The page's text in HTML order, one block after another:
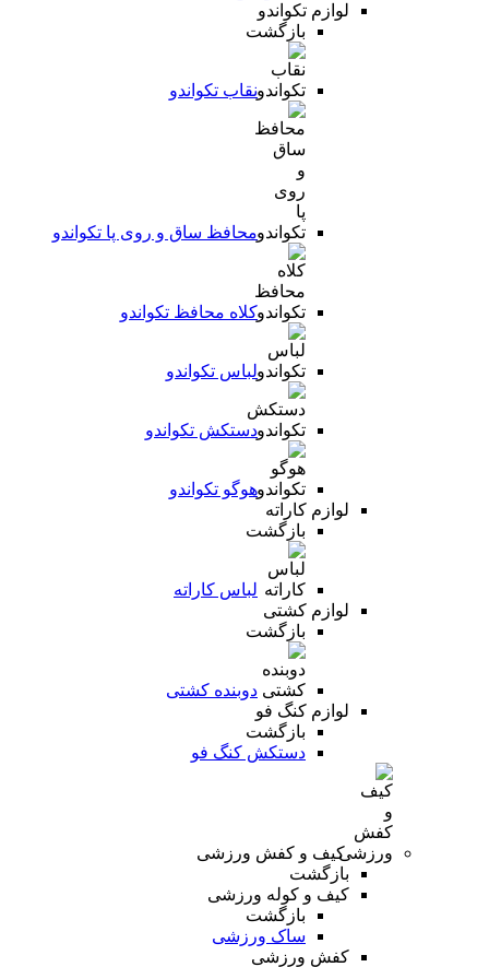
لوازم تکواندو
بازگشت
نقاب تکواندو
محافظ ساق و روی پا تکواندو
کلاه محافظ تکواندو
لباس تکواندو
دستکش تکواندو
هوگو تکواندو
لوازم کاراته
بازگشت
لباس کاراته
لوازم کشتی
بازگشت
دوبنده کشتی
لوازم کنگ فو
بازگشت
دستکش کنگ فو
کیف و کفش ورزشی
بازگشت
کیف و کوله ورزشی
بازگشت
ساک ورزشی
کفش ورزشی